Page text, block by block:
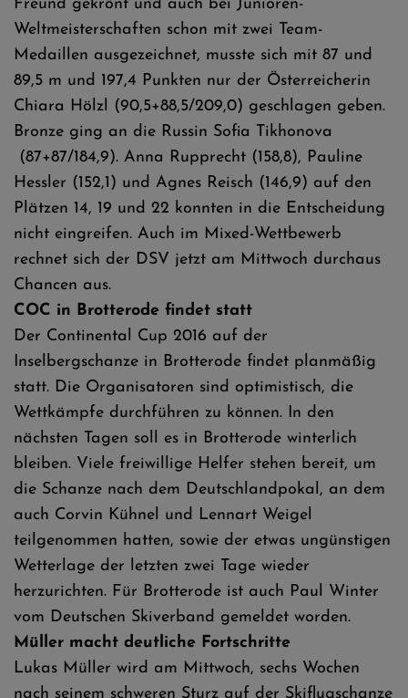
Freund gekrönt und auch bei Junioren-
Weltmeisterschaften schon mit zwei Team-
Medaillen ausgezeichnet, musste sich mit 87 und
89,5 m und 197,4 Punkten nur der Österreicherin
Chiara Hölzl (90,5+88,5/209,0) geschlagen geben.
Bronze ging an die Russin Sofia Tikhonova
(87+87/184,9). Anna Rupprecht (158,8), Pauline
Hessler (152,1) und Agnes Reisch (146,9) auf den
Plätzen 14, 19 und 22 konnten in die Entscheidung
nicht eingreifen. Auch im Mixed-Wettbewerb
rechnet sich der DSV jetzt am Mittwoch durchaus
Chancen aus.
COC in Brotterode findet statt
Der Continental Cup 2016 auf der
Inselbergschanze in Brotterode findet planmäßig
statt. Die Organisatoren sind optimistisch, die
Wettkämpfe durchführen zu können. In den
nächsten Tagen soll es in Brotterode winterlich
bleiben. Viele freiwillige Helfer stehen bereit, um
die Schanze nach dem Deutschlandpokal, an dem
auch Corvin Kühnel und Lennart Weigel
teilgenommen hatten, sowie der etwas ungünstigen
Wetterlage der letzten zwei Tage wieder
herzurichten. Für Brotterode ist auch Paul Winter
vom Deutschen Skiverband gemeldet worden.
Müller macht deutliche Fortschritte
Lukas Müller wird am Mittwoch, sechs Wochen
nach seinem schweren Sturz auf der Skiflugschanze